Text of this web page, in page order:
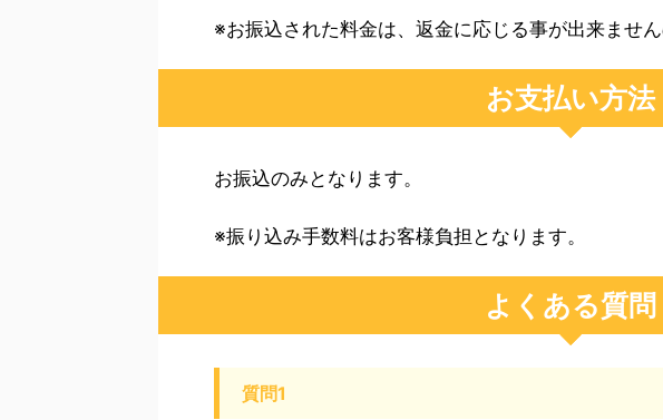
※お振込された料金は、返金に応じる事が出来ませ
お支払い方法
お振込のみとなります。
※振り込み手数料はお客様負担となります。
よくある質問
質問1